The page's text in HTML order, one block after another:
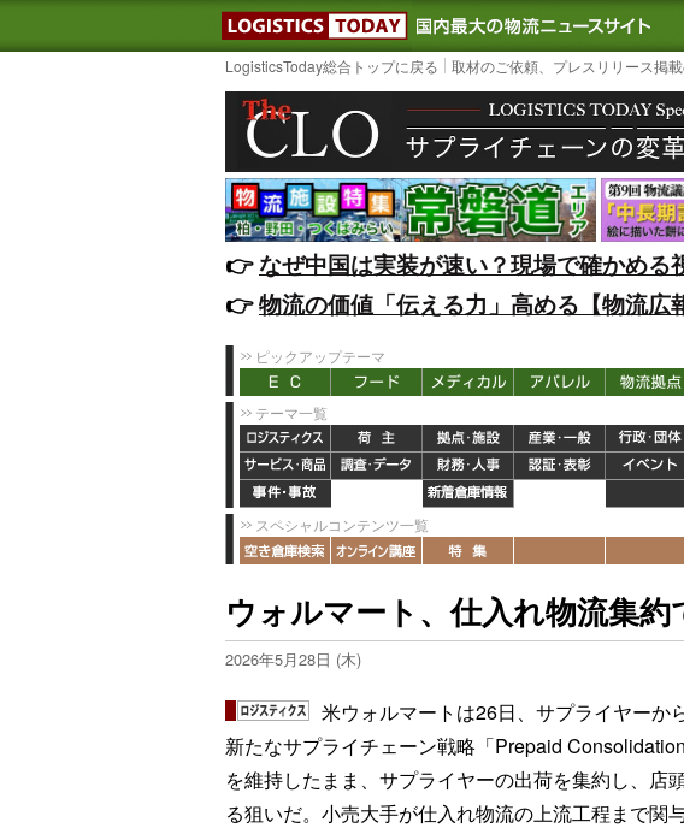
LOGISTICS TODAY｜国内最大
LogisticsToday総合トップに戻る 取材のご依頼、プレスリリース掲
👉️なぜ中国は実装が速い？現場で確かめる
👉️物流の価値「伝える力」高める【物流広
ピックアップテーマ
テーマ一覧
スペシャルコンテンツ一覧
ウォルマート、仕入れ物流集
2026年5月28日 (木)
米ウォルマートは26日、サプライヤーか
新たなサプライチェーン戦略「Prepaid
を維持したまま、サプライヤーの出荷を集約し、店
る狙いだ。小売大手が仕入れ物流の上流工程まで関